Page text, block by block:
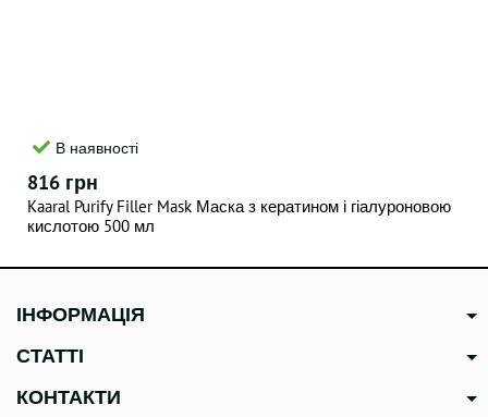
В наявності
816 грн
Kaaral Purify Filler Mask Маска з кератином і гіалуроновою
кислотою 500 мл
ІНФОРМАЦІЯ
СТАТТІ
КОНТАКТИ